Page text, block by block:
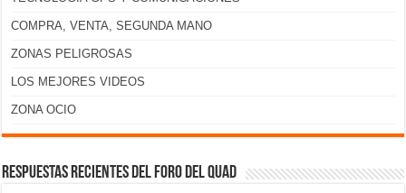
COMPRA, VENTA, SEGUNDA MANO
ZONAS PELIGROSAS
LOS MEJORES VIDEOS
ZONA OCIO
Respuestas recientes del foro del Quad